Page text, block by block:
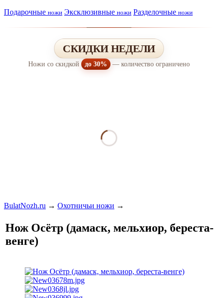
Подарочные ножи Эксклюзивные ножи Разделочные ножи
СКИДКИ НЕДЕЛИ
Ножи со скидкой до 30% — количество ограничено
BulatNozh.ru → Охотничьи ножи →
Нож Осётр (дамаск, мельхиор, береста-
венге)